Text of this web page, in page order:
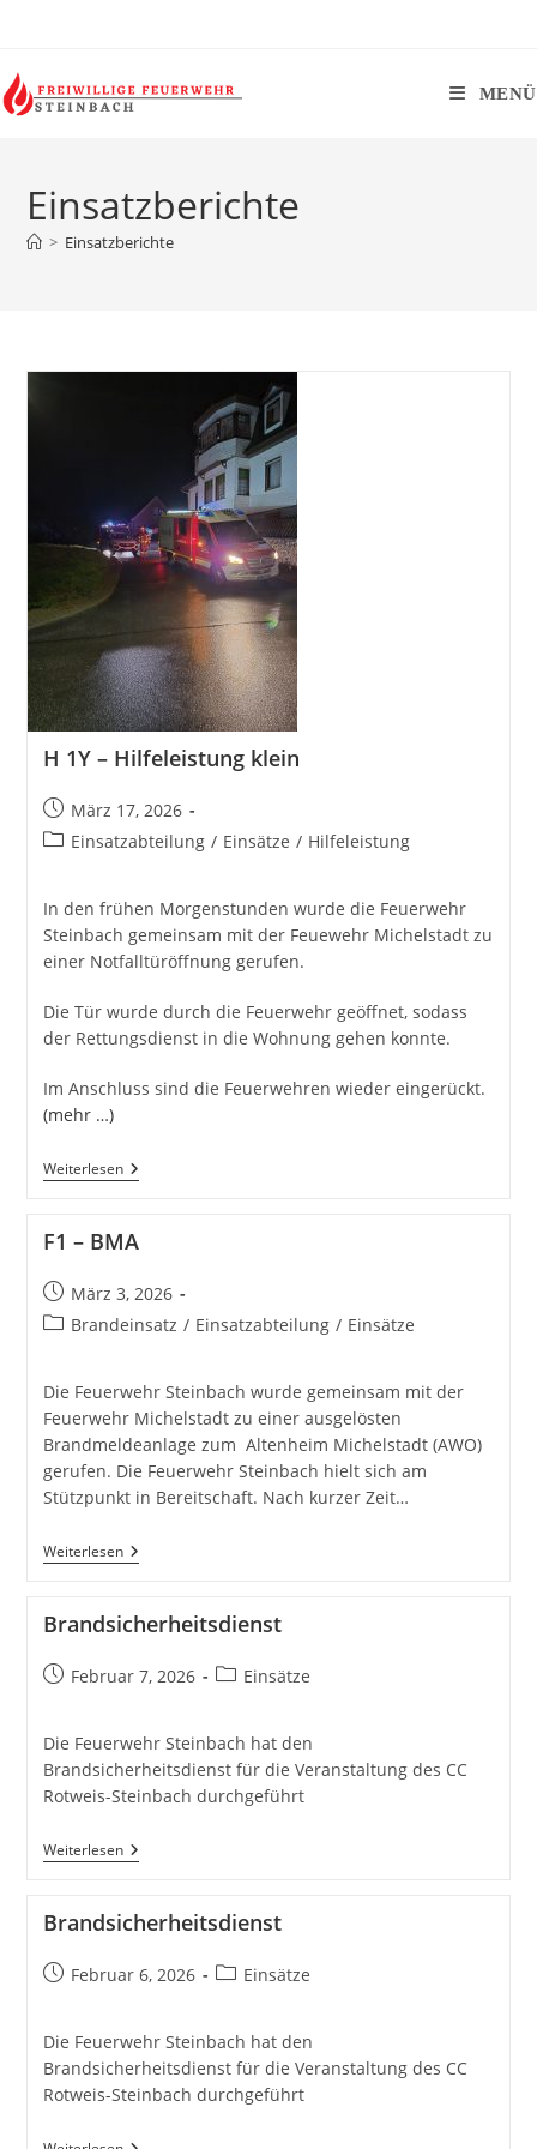
springen
MENÜ
Einsatzberichte
> Einsatzberichte
H 1Y – Hilfeleistung klein
Beitrag
veröffentlicht:
März 17, 2026
Beitrags-
Einsatzabteilung / Einsätze / Hilfeleistung
In den frühen Morgenstunden wurde die Feuerwehr
Steinbach gemeinsam mit der Feuewehr Michelstadt zu
einer Notfalltüröffnung gerufen.
Die Tür wurde durch die Feuerwehr geöffnet, sodass
der Rettungsdienst in die Wohnung gehen konnte.
Im Anschluss sind die Feuerwehren wieder eingerückt.
(mehr …)
WeiterlesenH
1Y
Klein
F1 – BMA
Beitrag
veröffentlicht:
März 3, 2026
Beitrags-
Brandeinsatz / Einsatzabteilung / Einsätze
Die Feuerwehr Steinbach wurde gemeinsam mit der
Feuerwehr Michelstadt zu einer ausgelösten
Brandmeldeanlage zum Altenheim Michelstadt (AWO)
gerufen. Die Feuerwehr Steinbach hielt sich am
Stützpunkt in Bereitschaft. Nach kurzer Zeit…
WeiterlesenF1
–
Brandsicherheitsdienst
BeitragFebruar 7, 2026
Beitrags-
Einsätze
Die Feuerwehr Steinbach hat den
Brandsicherheitsdienst für die Veranstaltung des CC
Rotweis-Steinbach durchgeführt
WeiterlesenBrandsicherheitsdienst
Brandsicherheitsdienst
BeitragFebruar 6, 2026
Beitrags-
Einsätze
Die Feuerwehr Steinbach hat den
Brandsicherheitsdienst für die Veranstaltung des CC
Rotweis-Steinbach durchgeführt